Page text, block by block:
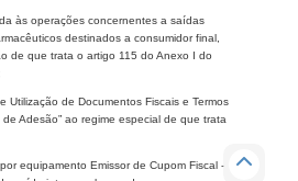
às operações concernentes a saídas
destinados a consumidor final,
de que trata o artigo 115 do Anexo I do
Utilização de Documentos Fiscais e Termos
de Adesão” ao regime especial de que trata
equipamento Emissor de Cupom Fiscal -